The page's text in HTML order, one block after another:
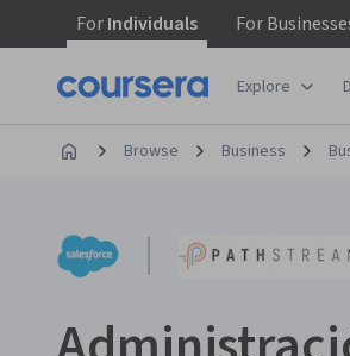
ForIndividuals For
Explore
Browse Business